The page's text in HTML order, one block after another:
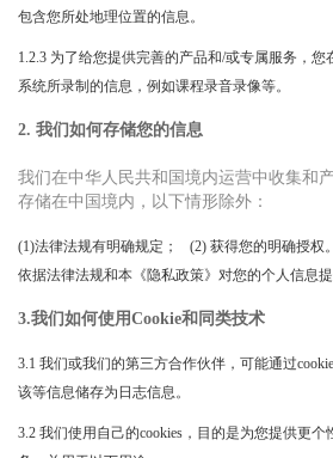
包含您所处地理位置的信息。
1.2.3 为了给您提供完善的产品和/或专属服务，
系统所录制的信息，例如课程录音录像等。
2. 我们如何存储您的信息
我们在中华人民共和国境内运营中收集和
存储在中国境内，以下情形除外：
(1)法律法规有明确规定； (2) 获得您的明确授权
依据法律法规和本《隐私政策》对您的个人信息提
3.我们如何使用Cookie和同类技术
3.1 我们或我们的第三方合作伙伴，可能通过
该等信息储存为日志信息。
3.2 我们使用自己的cookies，目的是为您提供更